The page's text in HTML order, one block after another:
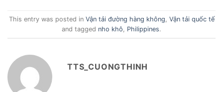
This entry was posted in Vận tải đường hàng không Vận tải quốc tế
and tagged nho khô Philippines.
TTS_CUONGTHINH